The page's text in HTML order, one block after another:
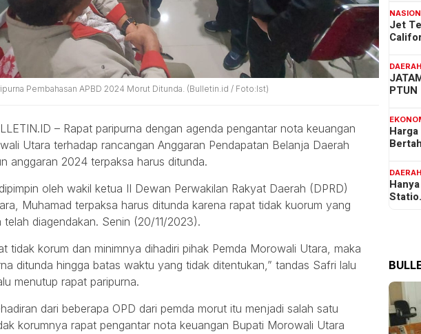
Pembahasan APBD 2024 Morut Ditunda. (Bulletin.id / Foto:Ist)
– Rapat paripurna dengan agenda pengantar nota keuangan
Utara terhadap rancangan Anggaran Pendapatan Belanja Daerah
anggaran 2024 terpaksa harus ditunda.
oleh wakil ketua II Dewan Perwakilan Rakyat Daerah (DPRD)
Muhamad terpaksa harus ditunda karena rapat tidak kuorum yang
telah diagendakan. Senin (20/11/2023).
tidak korum dan minimnya dihadiri pihak Pemda Morowali Utara, maka
ditunda hingga batas waktu yang tidak ditentukan,” tandas Safri lalu
menutup rapat paripurna.
dari beberapa OPD dari pemda morut itu menjadi salah satu
korumnya rapat pengantar nota keuangan Bupati Morowali Utara
Jet